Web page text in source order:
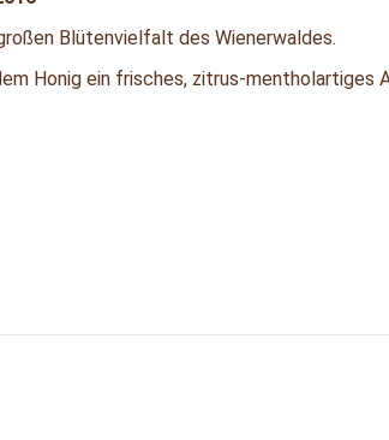
Blütenvielfalt des Wienerwaldes.
Honig ein frisches, zitrus-mentholartiges